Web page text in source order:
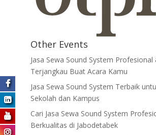
Other Events
Jasa Sewa Sound System Profesional
Terjangkau Buat Acara Kamu
Jasa Sewa Sound System Terbaik
Sekolah dan Kampus
Cari Jasa Sewa Sound System
Berkualitas di Jabodetabek